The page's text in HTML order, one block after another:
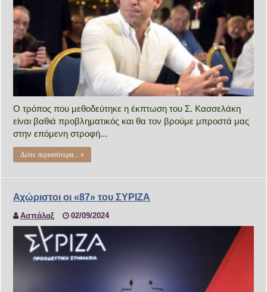
Ο τρόπος που μεθοδεύτηκε η έκπτωση του Σ. Κασσελάκη
είναι βαθιά προβληματικός και θα τον βρούμε μπροστά μας
στην επόμενη στροφή...
Δείτε περισσότερα... »
Αχώριστοι οι «87» του ΣΥΡΙΖΑ
Ασπάλαξ 02/09/2024